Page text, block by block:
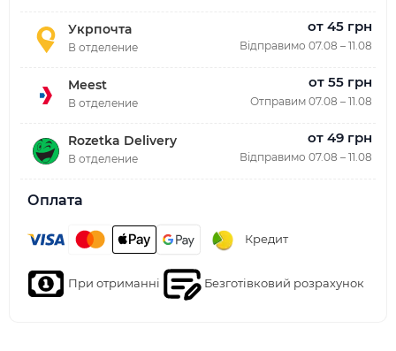
Укрпочта
В отделение
от 45 грн
Відправимо 07.08 – 11.08
Meest
В отделение
от 55 грн
Отправим 07.08 – 11.08
Rozetka Delivery
В отделение
от 49 грн
Відправимо 07.08 – 11.08
Оплата
Кредит
При отриманні Безготівковий розрахунок